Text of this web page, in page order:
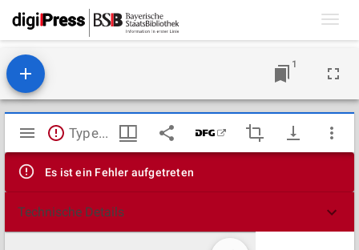
1
Mirador
Viewer
TypeError: Failed to fetch
Es ist ein Fehler aufgetreten
Technische Details